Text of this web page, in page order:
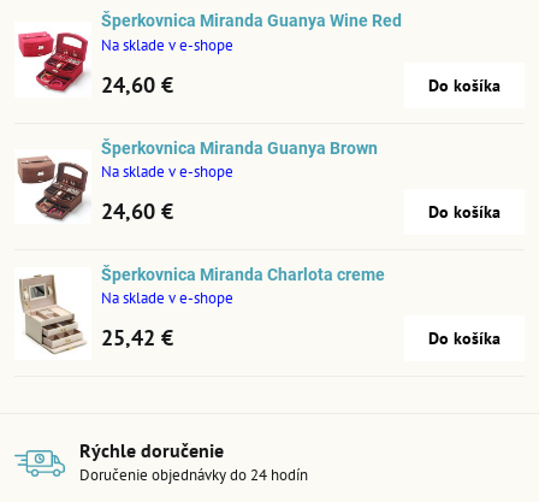
Šperkovnica Miranda Guanya Wine Red
Na sklade v e-shope
24,60 € Do košíka
Šperkovnica Miranda Guanya Brown
Na sklade v e-shope
24,60 € Do košíka
Šperkovnica Miranda Charlota creme
Na sklade v e-shope
25,42 € Do košíka
Rýchle doručenie
Doručenie objednávky do 24 hodín